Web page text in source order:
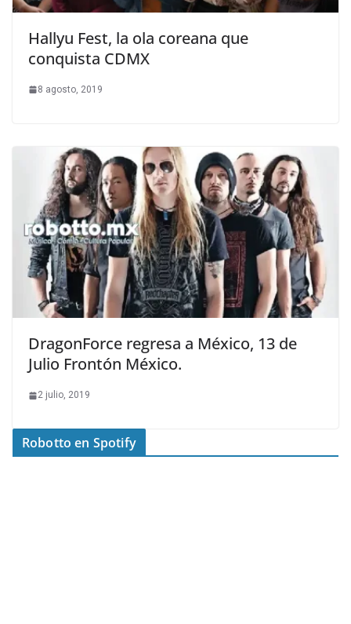
Hallyu Fest, la ola coreana que
conquista CDMX
8 agosto, 2019
DragonForce regresa a México, 13 de
Julio Frontón México.
2 julio, 2019
Robotto en Spotify